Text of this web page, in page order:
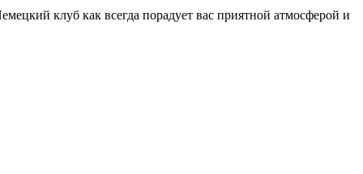
клуб как всегда порадует вас приятной атмосферой и